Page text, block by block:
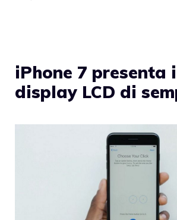
iPhone 7 presenta
display LCD di